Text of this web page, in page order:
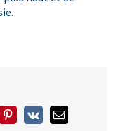
Pinterest
Vk Email